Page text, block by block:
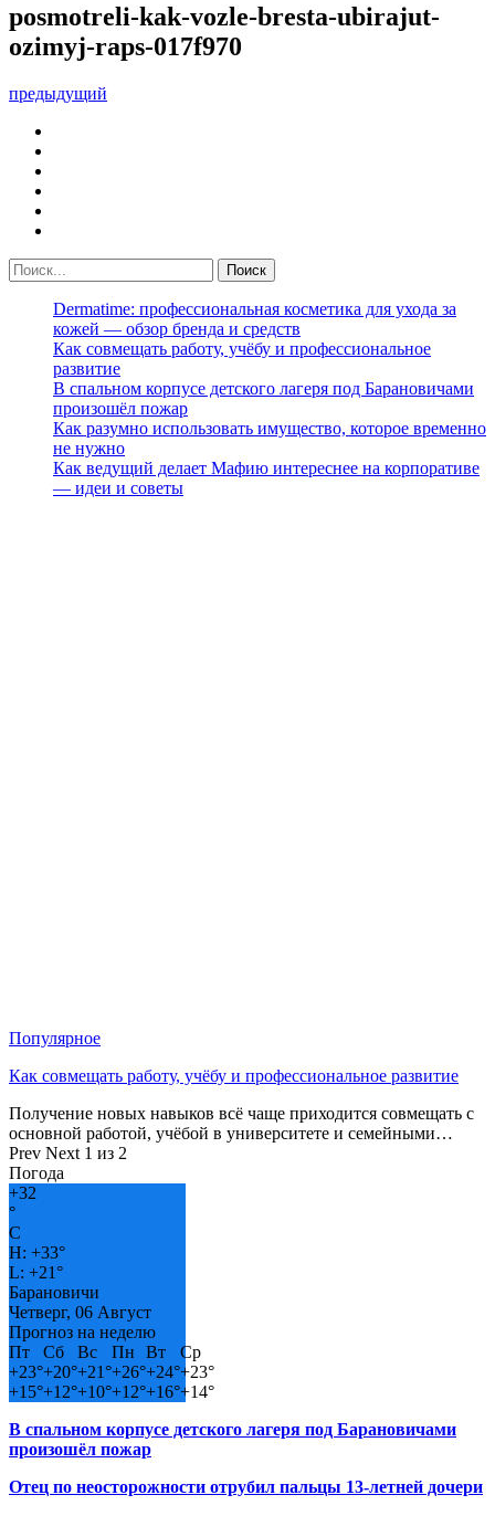
posmotreli-kak-vozle-bresta-ubirajut-
ozimyj-raps-017f970
предыдущий
Dermatime: профессиональная косметика для ухода за
кожей — обзор бренда и средств
Как совмещать работу, учёбу и профессиональное
развитие
В спальном корпусе детского лагеря под Барановичами
произошёл пожар
Как разумно использовать имущество, которое временно
не нужно
Как ведущий делает Мафию интереснее на корпоративе
— идеи и советы
Популярное
Как совмещать работу, учёбу и профессиональное развитие
Получение новых навыков всё чаще приходится совмещать с
основной работой, учёбой в университете и семейными…
Prev Next 1 из 2
Погода
+32
°
C
H: +33°
L: +21°
Барановичи
Четверг, 06 Август
Прогноз на неделю
Пт
Сб Вс Пн Вт
Ср
+23°+20°+21°+26°+24°+23°
+15°+12°+10°+12°+16°+14°
В спальном корпусе детского лагеря под Барановичами
произошёл пожар
Отец по неосторожности отрубил пальцы 13-летней дочери